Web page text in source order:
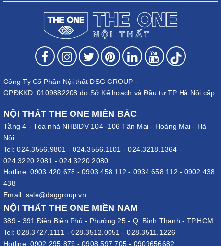
Công Ty Cổ Phần Nội thất DSG GROUP -
GPĐKKD: 0109882208 do Sở Kế hoạch và Đầu tư TP Hà Nội cấp.
NỘI THẤT THE ONE MIỀN BẮC
Tầng 4 - Tòa nhà NHBIDV 104 -106 Tân Mai - Hoàng Mai - Hà
Nội
Tel:024.3556.9801 -024.3556.1101 -024.3218.1364 -
024.3220.2081 - 024.3220.2080
Hotline:0903 420 678 - 0903 458 112 - 0934 658 112 - 0902 438
438
Email: sale@dsggroup.vn
NỘI THẤT THE ONE MIỀN NAM
389 - 391 Điện Biên Phủ - Phường 25 - Q. Bình Thạnh - TP.HCM
Tel:028.3727.1111 -028.3512.0051 -028.3511.1226
Hotline:0902 295 879 - 0908 597 705 - 0909656682